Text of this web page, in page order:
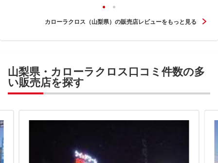
カローラクロス（山梨県）の販売店レビューをもっと見る
山梨県・カローラクロス口コミ件数の多
い販売店を探す